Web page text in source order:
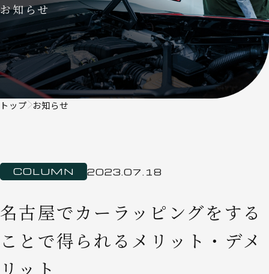
お知らせ
トップ お知らせ
COLUMN 2023.07.18
名古屋でカーラッピングをする
ことで得られるメリット・デメ
リット